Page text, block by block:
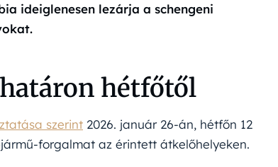
ideiglenesen lezárja a schengeni
hétfőtől
szerint 2026. január 26-án, hétfőn 12
forgalmat az érintett átkelőhelyeken.